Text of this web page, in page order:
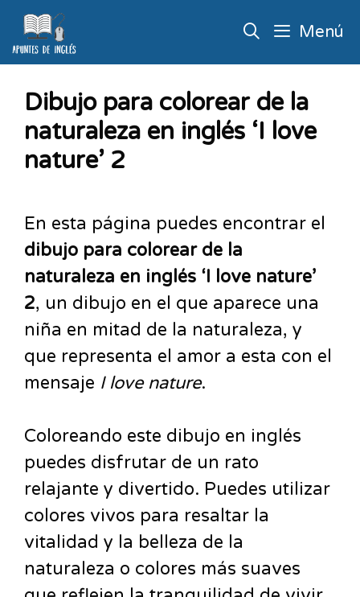
Menú
Dibujo para colorear de la
naturaleza en inglés ‘I love
nature’ 2
En esta página puedes encontrar el
dibujo para colorear de la
naturaleza en inglés ‘I love nature’
2, un dibujo en el que aparece una
niña en mitad de la naturaleza, y
que representa el amor a esta con el
mensaje I love nature.
Coloreando este dibujo en inglés
puedes disfrutar de un rato
relajante y divertido. Puedes utilizar
colores vivos para resaltar la
vitalidad y la belleza de la
naturaleza o colores más suaves